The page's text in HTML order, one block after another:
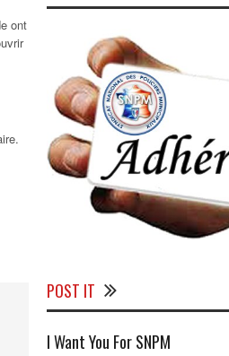
ont
POST IT
I Want You For SNPM